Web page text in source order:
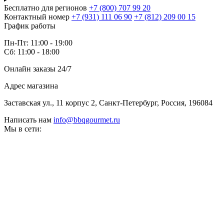
Бесплатно для регионов +7 (800) 707 99 20
Контактный номер +7 (931) 111 06 90 +7 (812) 209 00 15
График работы
Пн-Пт: 11:00 - 19:00
Сб: 11:00 - 18:00
Онлайн заказы 24/7
Адрес магазина
Заставская ул., 11 корпус 2, Санкт-Петербург, Россия, 196084
Написать нам info@bbqgourmet.ru
Мы в сети: